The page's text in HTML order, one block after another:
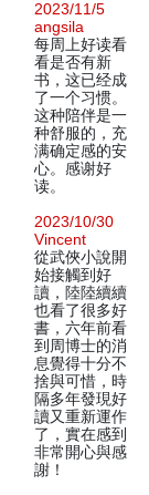
2023/11/5
angsila
每周上好读看
看是否有新
书，这已经成
了一个习惯。
这种陪伴是一
种舒服的，充
满确定感的安
心。感谢好
读。
2023/10/30
Vincent
從武俠小說開
始接觸到好
讀，陸陸續續
也看了很多好
書，六年前看
到周博士的消
息覺得十分不
捨與可惜，時
隔多年發現好
讀又重新運作
了，實在感到
非常開心與感
謝！